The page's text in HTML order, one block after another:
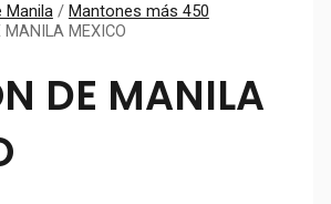
Manila/ Mantones más 450
MEXICO
DE MANILA